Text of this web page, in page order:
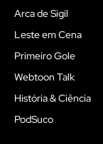
Arca de Sigil
Leste em Cena
Primeiro Gole
Webtoon Talk
História & Ciência
PodSuco